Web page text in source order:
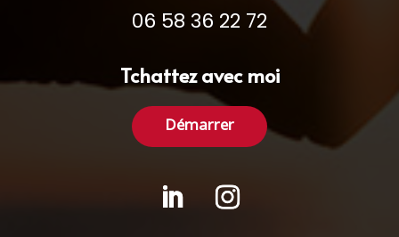
06 58 36 22 72
Tchattez avec moi
Démarrer